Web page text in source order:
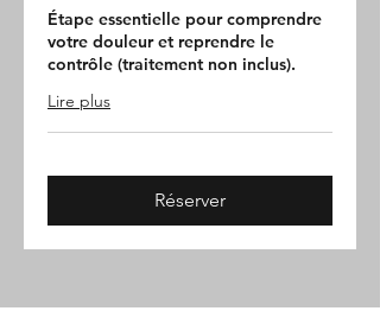
Étape essentielle pour comprendre
votre douleur et reprendre le
contrôle (traitement non inclus).
Lire plus
Réserver